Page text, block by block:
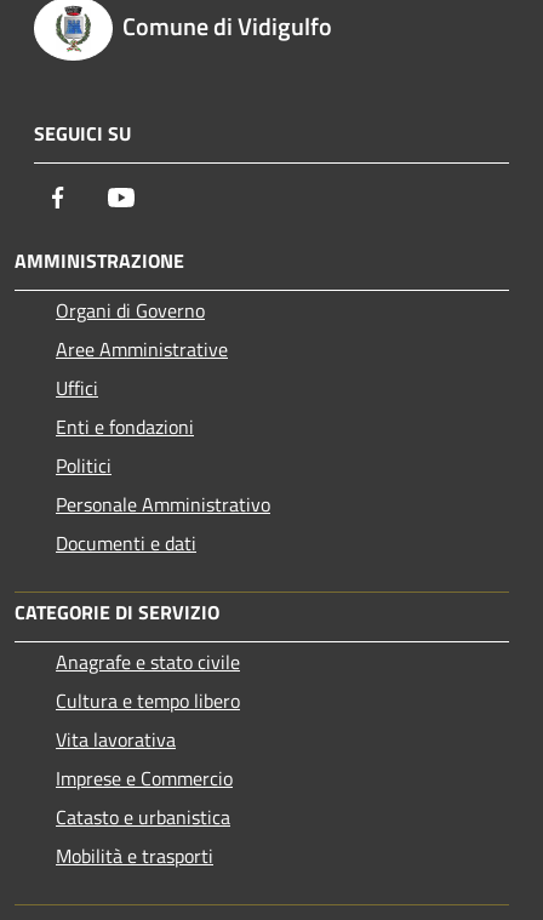
Comune di Vidigulfo
SEGUICI SU
Facebook
AMMINISTRAZIONE
Organi di Governo
Aree Amministrative
Uffici
Enti e fondazioni
Politici
Personale Amministrativo
Documenti e dati
CATEGORIE DI SERVIZIO
Anagrafe e stato civile
Cultura e tempo libero
Vita lavorativa
Imprese e Commercio
Catasto e urbanistica
Mobilità e trasporti